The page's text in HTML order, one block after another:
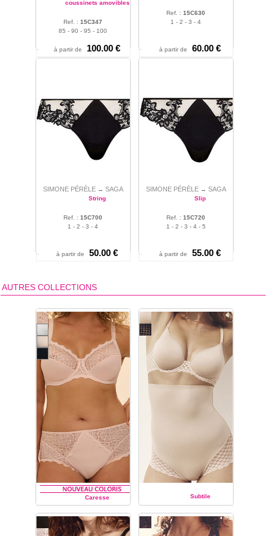
coussinets amovibles
Ref. : 15C347
85 - 90 - 95 - 100
à partir de 100.00 €
Ref. : 15C630
1 - 2 - 3 - 4
à partir de 60.00 €
SIMONE PÉRÈLE → SAGA
String
Ref. : 15C700
1 - 2 - 3 - 4
à partir de 50.00 €
SIMONE PÉRÈLE → SAGA
Slip
Ref. : 15C720
1 - 2 - 3 - 4 - 5
à partir de 55.00 €
AUTRES COLLECTIONS
Caresse
SIMONE PÉRÈLE
Subtile
SIMONE PÉRÈLE